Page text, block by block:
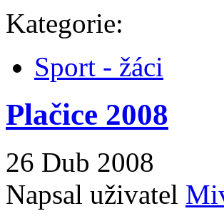
Kategorie:
Sport - žáci
Plačice 2008
26 Dub 2008
Napsal uživatel